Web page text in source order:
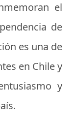
el
de
es una de
en Chile y
y